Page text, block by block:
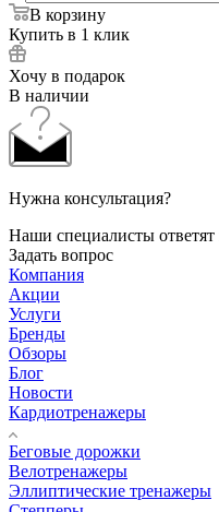
В корзину
Купить в 1 клик
Хочу в подарок
В наличии
Нужна консультация?
Наши специалисты
Задать вопрос
Компания
Акции
Услуги
Бренды
Обзоры
Блог
Новости
Кардиотренажеры
Беговые дорожки
Велотренажеры
Эллиптические тренажеры